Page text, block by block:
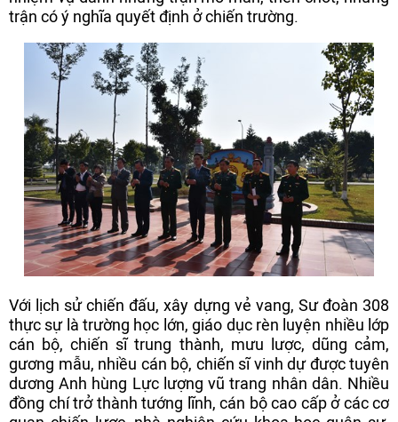
trận có ý nghĩa quyết định ở chiến trường.
Với lịch sử chiến đấu, xây dựng vẻ vang, Sư đoàn 308
thực sự là trường học lớn, giáo dục rèn luyện nhiều lớp
cán bộ, chiến sĩ trung thành, mưu lược, dũng cảm,
gương mẫu, nhiều cán bộ, chiến sĩ vinh dự được tuyên
dương Anh hùng Lực lượng vũ trang nhân dân. Nhiều
đồng chí trở thành tướng lĩnh, cán bộ cao cấp ở các cơ